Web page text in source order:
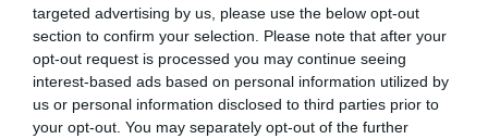
targeted advertising by us, please use the below opt-out
section to confirm your selection. Please note that after your
opt-out request is processed you may continue seeing
interest-based ads based on personal information utilized by
us or personal information disclosed to third parties prior to
your opt-out. You may separately opt-out of the further